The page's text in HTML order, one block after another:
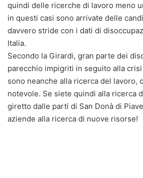
quindi delle ricerche di lavoro meno
in questi casi sono arrivate delle
davvero stride con i dati di
Italia.
Secondo la Girardi, gran parte dei
parecchio impigriti in seguito alla
sono neanche alla ricerca del lavoro,
notevole. Se siete quindi alla ricerca
giretto dalle parti di San Donà di
aziende alla ricerca di nuove risorse!